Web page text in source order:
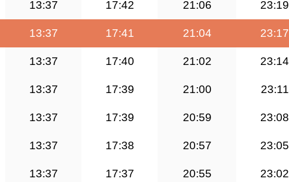
13:37 17:42 21:06 23:19
13:37 17:41 21:04 23:17
13:37 17:40 21:02 23:14
13:37 17:39 21:00 23:11
13:37 17:39 20:59 23:08
13:37 17:38 20:57 23:05
13:37 17:37 20:55 23:02